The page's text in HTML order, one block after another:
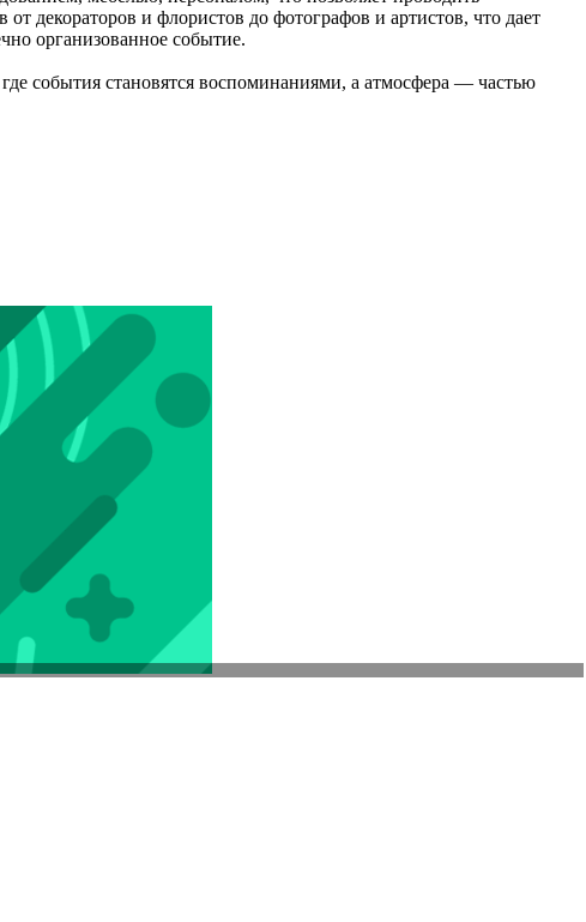
декораторов и флористов до фотографов и артистов, что дает
организованное событие.
события становятся воспоминаниями, а атмосфера — частью